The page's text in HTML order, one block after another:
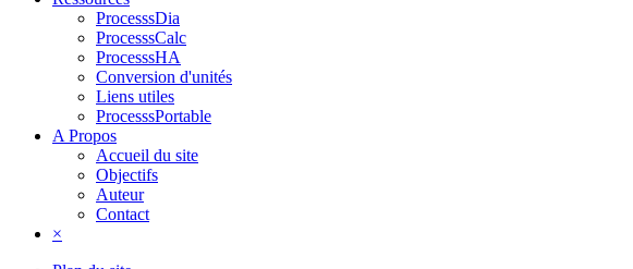
ProcesssDia
ProcesssCalc
ProcesssHA
Conversion d'unités
Liens utiles
ProcesssPortable
A Propos
Accueil du site
Objectifs
Auteur
Contact
×